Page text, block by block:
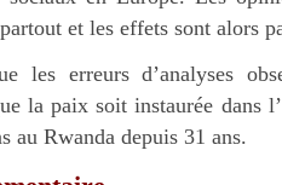
et les effets sont alors
les erreurs d’analyses
la paix soit instaurée dans
au Rwanda depuis 31 ans.